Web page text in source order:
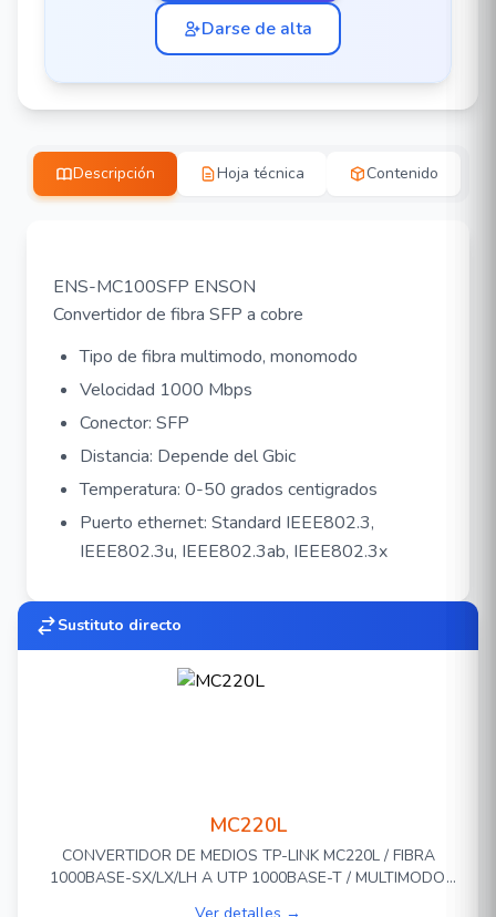
Darse de alta
Descripción Hoja técnica Contenido
ENS-MC100SFP ENSON
Convertidor de fibra SFP a cobre
Tipo de fibra multimodo, monomodo
Velocidad 1000 Mbps
Conector: SFP
Distancia: Depende del Gbic
Temperatura: 0-50 grados centigrados
Puerto ethernet: Standard IEEE802.3,
IEEE802.3u, IEEE802.3ab, IEEE802.3x
Sustituto directo
MC220L
CONVERTIDOR DE MEDIOS TP-LINK MC220L / FIBRA
1000BASE-SX/LX/LH A UTP 1000BASE-T / MULTIMODO